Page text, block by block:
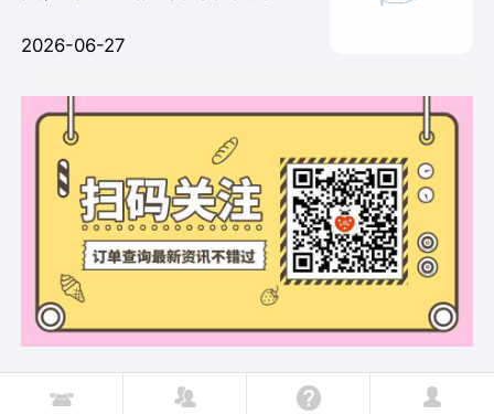
2026-06-27